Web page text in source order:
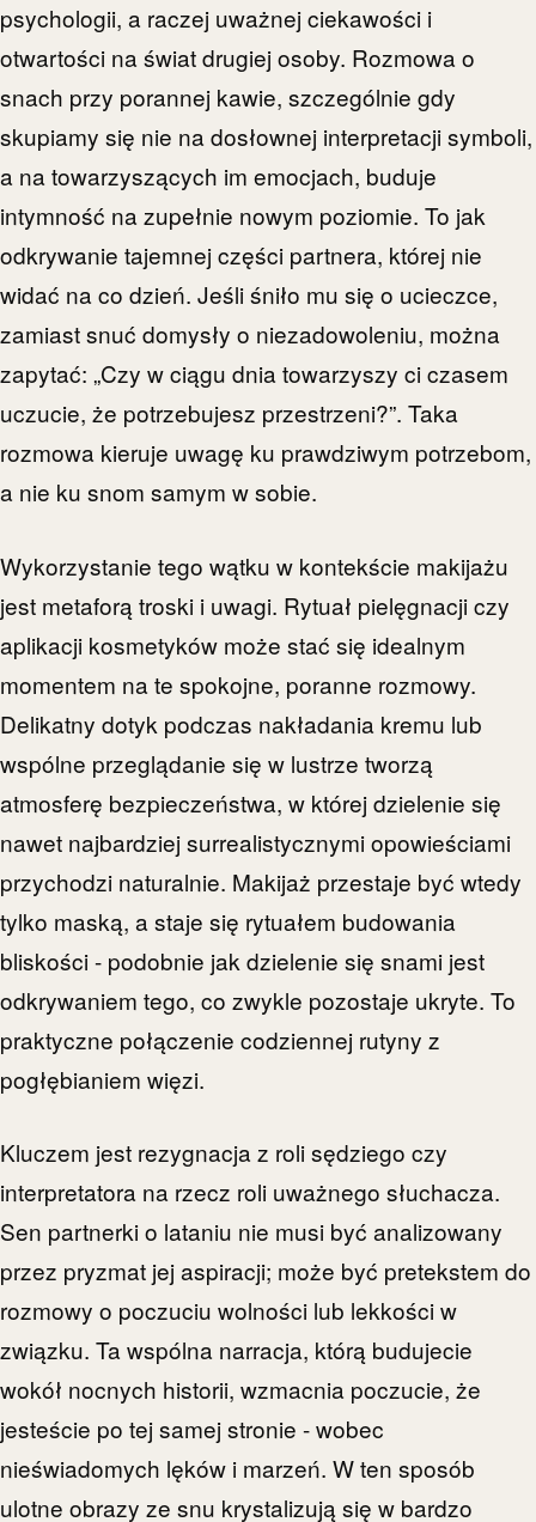
psychologii, a raczej uważnej ciekawości i
otwartości na świat drugiej osoby. Rozmowa o
snach przy porannej kawie, szczególnie gdy
skupiamy się nie na dosłownej interpretacji symboli,
a na towarzyszących im emocjach, buduje
intymność na zupełnie nowym poziomie. To jak
odkrywanie tajemnej części partnera, której nie
widać na co dzień. Jeśli śniło mu się o ucieczce,
zamiast snuć domysły o niezadowoleniu, można
zapytać: „Czy w ciągu dnia towarzyszy ci czasem
uczucie, że potrzebujesz przestrzeni?”. Taka
rozmowa kieruje uwagę ku prawdziwym potrzebom,
a nie ku snom samym w sobie.
Wykorzystanie tego wątku w kontekście makijażu
jest metaforą troski i uwagi. Rytuał pielęgnacji czy
aplikacji kosmetyków może stać się idealnym
momentem na te spokojne, poranne rozmowy.
Delikatny dotyk podczas nakładania kremu lub
wspólne przeglądanie się w lustrze tworzą
atmosferę bezpieczeństwa, w której dzielenie się
nawet najbardziej surrealistycznymi opowieściami
przychodzi naturalnie. Makijaż przestaje być wtedy
tylko maską, a staje się rytuałem budowania
bliskości - podobnie jak dzielenie się snami jest
odkrywaniem tego, co zwykle pozostaje ukryte. To
praktyczne połączenie codziennej rutyny z
pogłębianiem więzi.
Kluczem jest rezygnacja z roli sędziego czy
interpretatora na rzecz roli uważnego słuchacza.
Sen partnerki o lataniu nie musi być analizowany
przez pryzmat jej aspiracji; może być pretekstem do
rozmowy o poczuciu wolności lub lekkości w
związku. Ta wspólna narracja, którą budujecie
wokół nocnych historii, wzmacnia poczucie, że
jesteście po tej samej stronie - wobec
nieświadomych lęków i marzeń. W ten sposób
ulotne obrazy ze snu krystalizują się w bardzo